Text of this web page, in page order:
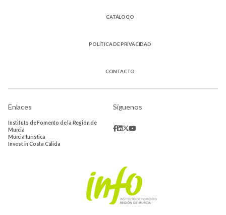
CATÁLOGO
POLÍTICA DE PRIVACIDAD
CONTACTO
Enlaces
Instituto de Fomento de la Región de
Murcia
Murcia turística
Invest in Costa Cálida
Síguenos